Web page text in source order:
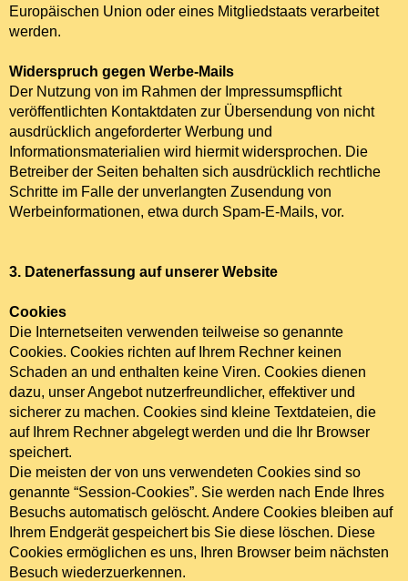
Europäischen Union oder eines Mitgliedstaats verarbeitet
werden.
Widerspruch gegen Werbe-Mails
Der Nutzung von im Rahmen der Impressumspflicht
veröffentlichten Kontaktdaten zur Übersendung von nicht
ausdrücklich angeforderter Werbung und
Informationsmaterialien wird hiermit widersprochen. Die
Betreiber der Seiten behalten sich ausdrücklich rechtliche
Schritte im Falle der unverlangten Zusendung von
Werbeinformationen, etwa durch Spam-E-Mails, vor.
3. Datenerfassung auf unserer Website
Cookies
Die Internetseiten verwenden teilweise so genannte
Cookies. Cookies richten auf Ihrem Rechner keinen
Schaden an und enthalten keine Viren. Cookies dienen
dazu, unser Angebot nutzerfreundlicher, effektiver und
sicherer zu machen. Cookies sind kleine Textdateien, die
auf Ihrem Rechner abgelegt werden und die Ihr Browser
speichert.
Die meisten der von uns verwendeten Cookies sind so
genannte “Session-Cookies”. Sie werden nach Ende Ihres
Besuchs automatisch gelöscht. Andere Cookies bleiben auf
Ihrem Endgerät gespeichert bis Sie diese löschen. Diese
Cookies ermöglichen es uns, Ihren Browser beim nächsten
Besuch wiederzuerkennen.